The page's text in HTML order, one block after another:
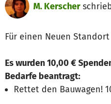
M. Kerscher
Für einen Neuen
Es wurden 10,00 €
Bedarfe beantragt:
Rettet den Bauwagen!